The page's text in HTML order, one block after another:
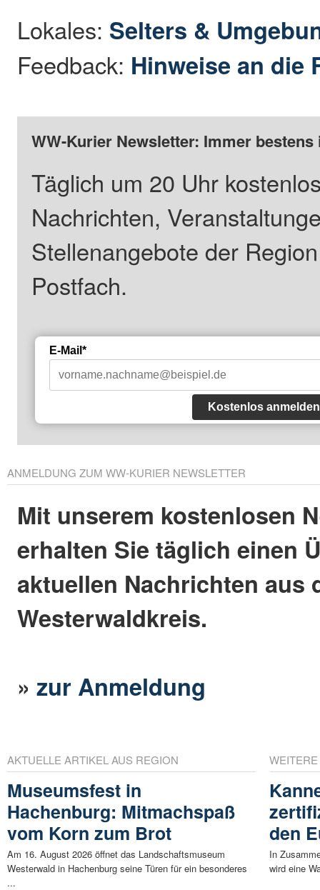
Lokales: Selters &
Feedback: Hinweise an die
WW-Kurier Newsletter: Immer
Täglich um 20 Uhr
Nachrichten,
Stellenangebote der
Postfach.
E-Mail*
Kostenlos anmelden
ANMELDUNG ZUM WW-KURIER NEWSLETTER
Mit unserem kostenlosen
erhalten Sie täglich einen
aktuellen Nachrichten aus
Westerwaldkreis.
»zur Anmeldung
AKTUELLE ARTIKEL AUS REGION
Museumsfest in
Hachenburg: Mitmachspaß
vom Korn zum Brot
Am 16. August 2026 öffnet das Landschaftsmuseum
Westerwald in Hachenburg seine Türen für ein besonderes
...
den
In
wird eine